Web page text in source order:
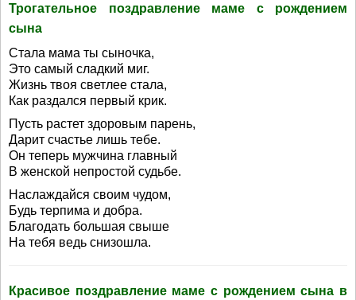
Трогательное поздравление маме с рождением
сына
Стала мама ты сыночка,
Это самый сладкий миг.
Жизнь твоя светлее стала,
Как раздался первый крик.
Пусть растет здоровым парень,
Дарит счастье лишь тебе.
Он теперь мужчина главный
В женской непростой судьбе.
Наслаждайся своим чудом,
Будь терпима и добра.
Благодать большая свыше
На тебя ведь снизошла.
Красивое поздравление маме с рождением сына в